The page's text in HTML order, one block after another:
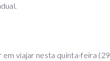
viajar nesta quinta-feira